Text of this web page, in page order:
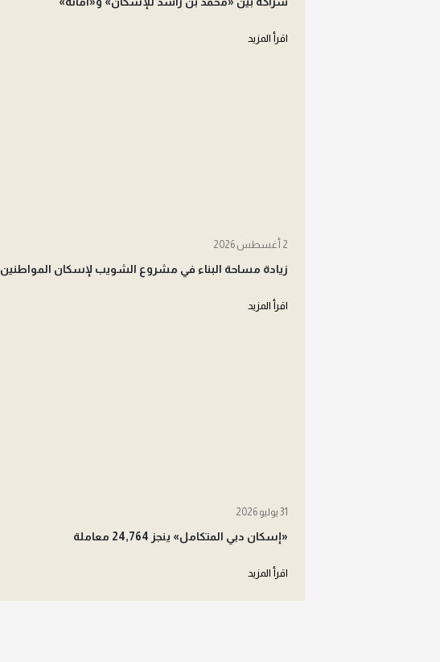
اقرأ المزيد
2 أغسطس 2026
زيادة مساحة البناء في مشروع الشويب لإسكان المواطنين
اقرأ المزيد
31 يوليو 2026
«إسكان دبي المتكامل» ينجز 24,764 معاملة
اقرأ المزيد